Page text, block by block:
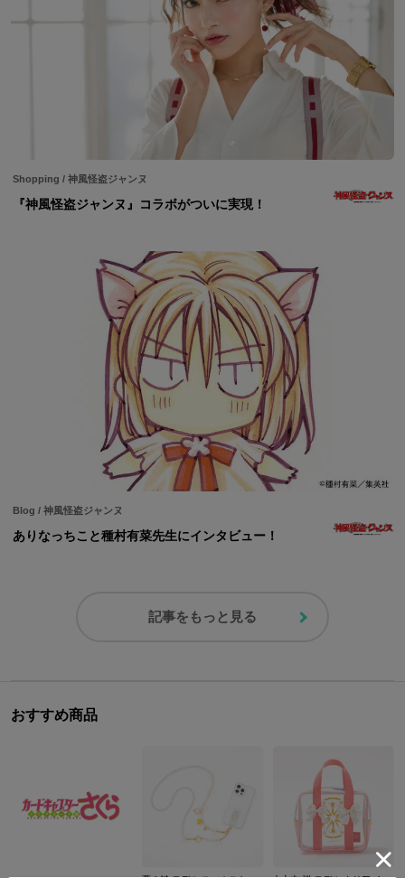
Shopping / 神風怪盗ジャンヌ
『神風怪盗ジャンヌ』コラボがついに実現！
Blog / 神風怪盗ジャンヌ
ありなっちこと種村有菜先生にインタビュー！
記事をもっと見る
おすすめ商品